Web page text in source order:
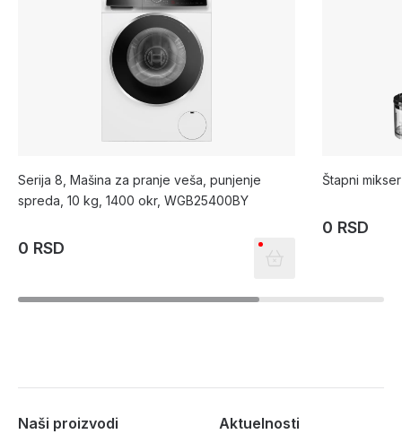
Serija 8, Mašina za pranje veša, punjenje
spreda, 10 kg, 1400 okr, WGB25400BY
0 RSD
Štapni
0 RSD
Naši proizvodi Aktuelnosti